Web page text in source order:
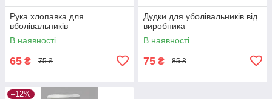
Рука хлопавка для
вболівальників
В наявності
65 ₴ 75 ₴
Дудки для уболівальників від
виробника
В наявності
75 ₴ 85 ₴
–12%